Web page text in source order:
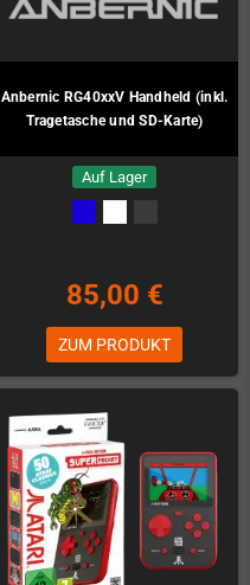
Anbernic RG40xxV Handheld (inkl.
Tragetasche und SD-Karte)
Auf Lager
85,00 €
ZUM PRODUKT